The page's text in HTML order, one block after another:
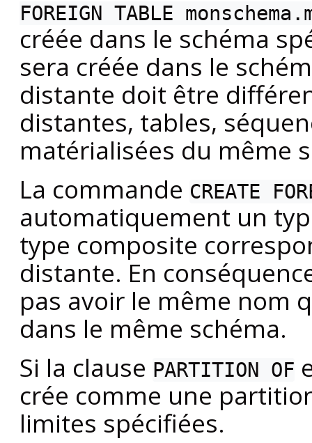
FOREIGN TABLE
créée dans le schéma
sera créée dans le
distante doit être
distantes, tables,
matérialisées du même
La commande CREATE
automatiquement un
type composite
distante. En
pas avoir le même nom
dans le même schéma.
Si la clause PARTITION OF
crée comme une
limites spécifiées.